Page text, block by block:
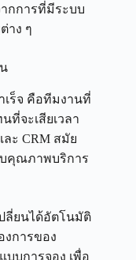
กการที่มีระบบ
ต่าง ๆ
เร็จ คือทีมงานที่
ที่จะเสียเวลา
ะ CRM สมัย
บคุณภาพบริการ
ลี่ยนได้อัตโนมัติ
การของ
บบการจอง เพื่อ